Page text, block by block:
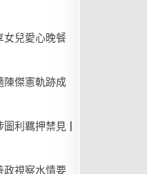
兒愛心晚餐
傑憲軌跡成
利羈押禁見 |
視察水情要